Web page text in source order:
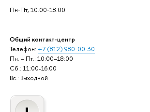
Пн-Пт, 10.00-18.00
Общий контакт-центр
Телефон: +7 (812) 980-00-30
Пн. – Пт.: 10:00–18:00
Сб.: 11:00-16:00
Вс.: Выходной